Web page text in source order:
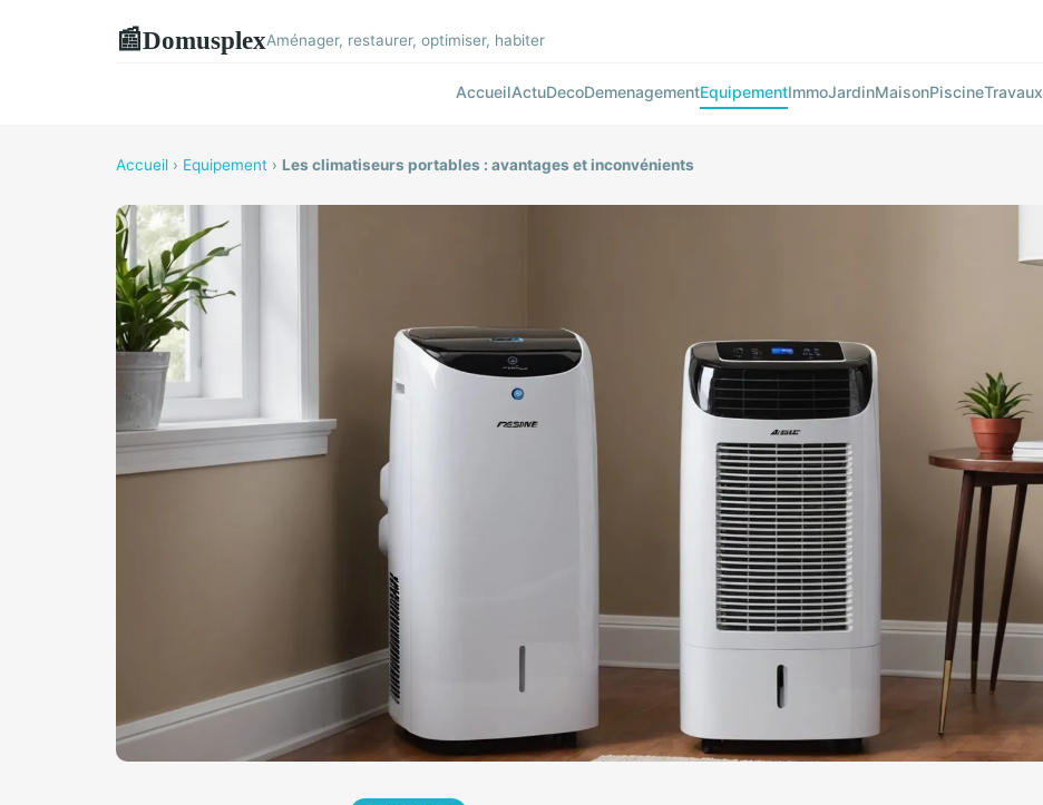
📰DomusplexAménager, restaurer, optimiser, habiter
AccueilActuDecoDemenagementEquipementImmoJardinMaisonPiscineTravaux
Accueil › Equipement › Les climatiseurs portables : avantages et inconvénients